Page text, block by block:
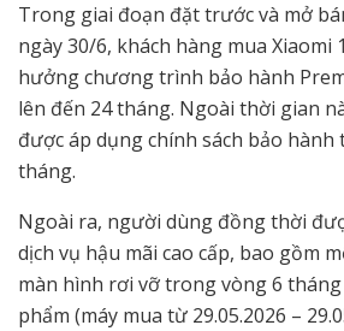
Trong giai đoạn đặt trước và mở
ngày 30/6, khách hàng mua Xiaomi
hưởng chương trình bảo hành
lên đến 24 tháng. Ngoài thời gian
được áp dụng chính sách bảo hành
tháng.
Ngoài ra, người dùng đồng thời
dịch vụ hậu mãi cao cấp, bao gồm
màn hình rơi vỡ trong vòng 6
phẩm (máy mua từ 29.05.2026 –